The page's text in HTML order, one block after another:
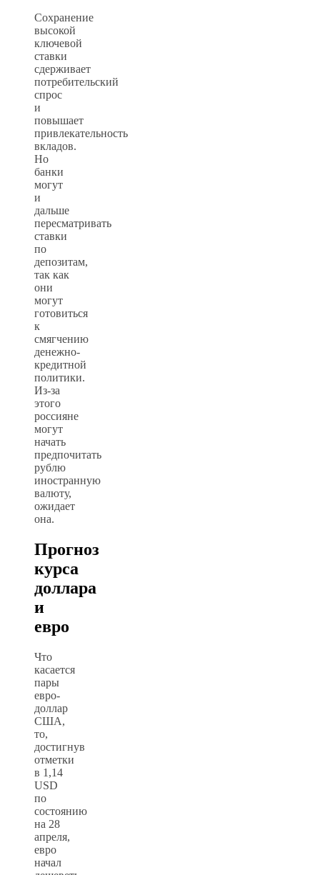
Сохранение
высокой
ключевой
ставки
сдерживает
потребительский
спрос
и
повышает
привлекательность
вкладов.
Но
банки
могут
и
дальше
пересматривать
ставки
по
депозитам,
так как
они
могут
готовиться
к
смягчению
денежно-
кредитной
политики.
Из-за
этого
россияне
могут
начать
предпочитать
рублю
иностранную
валюту,
ожидает
она.
Прогноз
курса
доллара
и
евро
Что
касается
пары
евро-
доллар
США,
то,
достигнув
отметки
в 1,14
USD
по
состоянию
на 28
апреля,
евро
начал